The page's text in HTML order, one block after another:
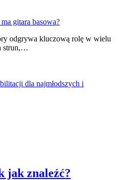
gitara basowa?
odgrywa kluczową rolę w wielu
strun,…
dla najmłodszych i
jak znaleźć?